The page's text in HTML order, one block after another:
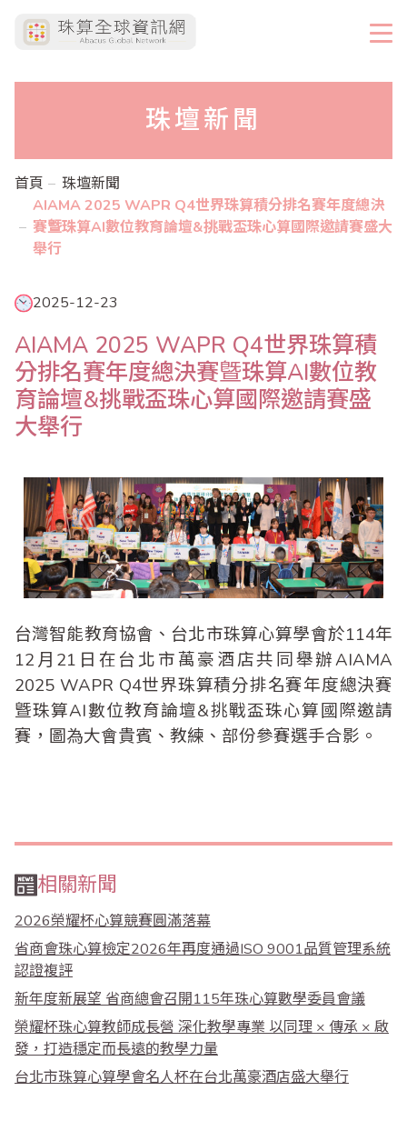
珠壇新聞
首頁
珠壇新聞
AIAMA 2025 WAPR Q4世界珠算積分排名賽年度總決
賽曁珠算AI數位教育論壇&挑戰盃珠心算國際邀請賽盛大
舉行
2025-12-23
AIAMA 2025 WAPR Q4世界珠算積
分排名賽年度總決賽曁珠算AI數位教
育論壇&挑戰盃珠心算國際邀請賽盛
大舉行
台灣智能教育協會、台北市珠算心算學會於114年
12月21日在台北市萬豪酒店共同舉辦AIAMA
2025 WAPR Q4世界珠算積分排名賽年度總決賽
曁珠算AI數位教育論壇&挑戰盃珠心算國際邀請
賽，圖為大會貴賓、教練、部份參賽選手合影。
相關新聞
2026榮耀杯心算競賽圓滿落幕
省商會珠心算檢定2026年再度通過ISO 9001品質管理系統
認證複評
新年度新展望 省商總會召開115年珠心算數學委員會議
榮耀杯珠心算教師成長營 深化教學專業 以同理 × 傳承 × 啟
發，打造穩定而長遠的教學力量
台北市珠算心算學會名人杯在台北萬豪酒店盛大舉行